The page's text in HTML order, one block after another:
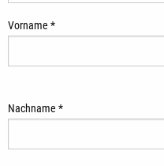
Vorname *
Nachname *